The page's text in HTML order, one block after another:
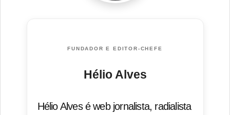
FUNDADOR E EDITOR-CHEFE
Hélio Alves
Hélio Alves é web jornalista, radialista